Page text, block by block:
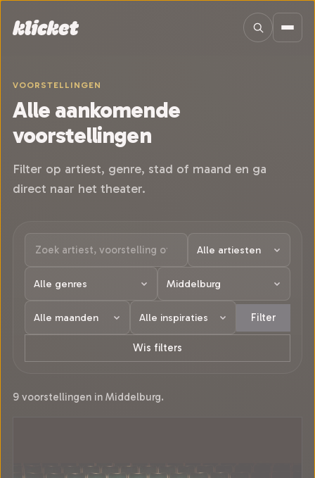
VOORSTELLINGEN
Alle aankomende
voorstellingen
Filter op artiest, genre, stad of maand en ga
direct naar het theater.
Filter
Wis filters
9 voorstellingen in Middelburg.